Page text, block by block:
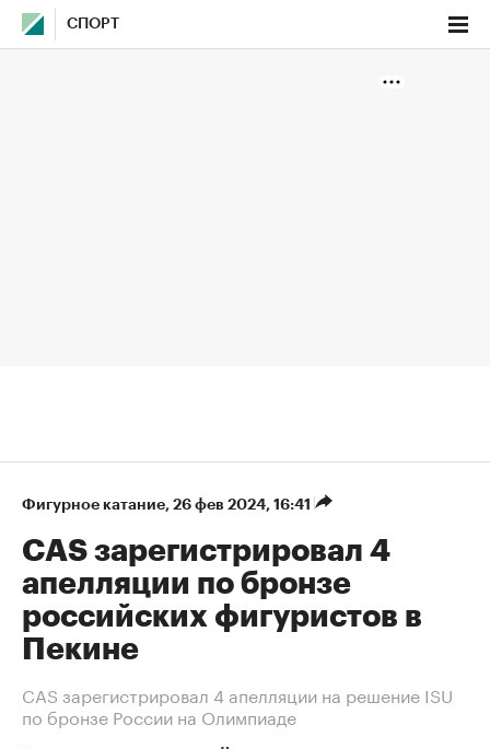
СПОРТ
Фигурное катание⁠, 26 фев 2024, 16:41
CAS зарегистрировал 4
апелляции по бронзе
российских фигуристов в
Пекине
CAS зарегистрировал 4 апелляции на решение ISU
по бронзе России на Олимпиаде